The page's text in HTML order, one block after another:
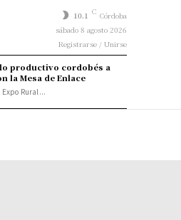
10.1 C Córdoba
sábado 8 agosto 2026
Registrarse / Unirse
productivo cordobés a
la Mesa de Enlace
Rural...